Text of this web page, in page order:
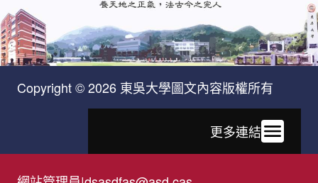
Copyright © 2026 東吳大學圖文內容版權所有
更多連結